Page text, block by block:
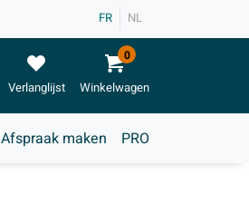
FR NL
Verlanglijst Winkelwagen
0
Afspraak maken PRO